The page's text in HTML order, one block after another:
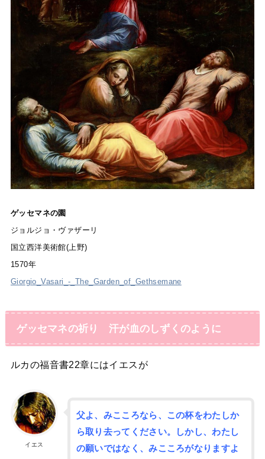
ゲッセマネの園
ジョルジョ・ヴァザーリ
国立西洋美術館(上野)
1570年
Giorgio_Vasari_-_The_Garden_of_Gethsemane
ゲッセマネの祈り 汗が血のしずくのように
ルカの福音書22章にはイエスが
イエス
父よ、みこころなら、この杯をわたしか
ら取り去ってください。しかし、わたし
の願いではなく、みこころがなりますよ